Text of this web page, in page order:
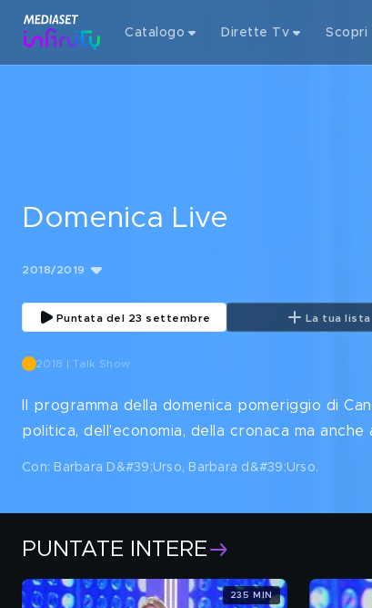
Catalogo Dirette Tv Scopri
Domenica Live
2018/2019
Puntata del 23 settembre La tua lista
2018 | Talk Show
Il programma della domenica pomeriggio di
politica, dell'economia, della cronaca ma
Con: Barbara D&#39;Urso, Barbara d&#39;Urso.
PUNTATE INTERE
235 MIN